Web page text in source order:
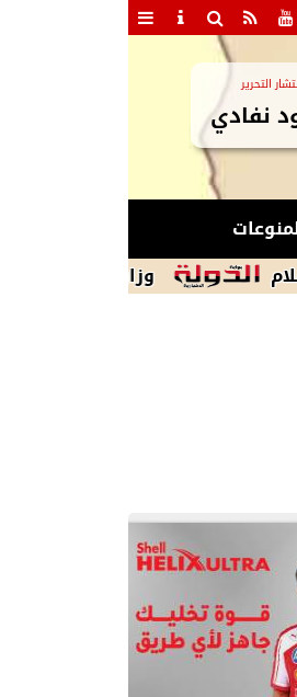
التحرير
نفادي
وزارة البترول تعزز جاهزية